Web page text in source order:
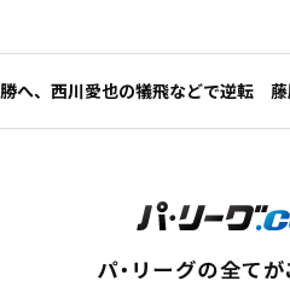
勝へ、西川愛也の犠飛などで逆転